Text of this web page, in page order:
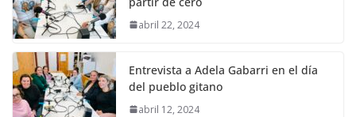
abril 22, 2024
Entrevista a Adela Gabarri en el día
del pueblo gitano
abril 12, 2024